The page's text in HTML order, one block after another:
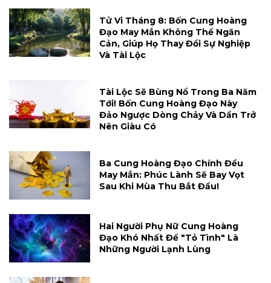
Tử Vi Tháng 8: Bốn Cung Hoàng
Đạo May Mắn Không Thể Ngăn
Cản, Giúp Họ Thay Đổi Sự Nghiệp
Và Tài Lộc
Tài Lộc Sẽ Bùng Nổ Trong Ba Năm
Tới! Bốn Cung Hoàng Đạo Này
Đảo Ngược Dòng Chảy Và Dần Trở
Nên Giàu Có
Ba Cung Hoàng Đạo Chính Đều
May Mắn: Phúc Lành Sẽ Bay Vọt
Sau Khi Mùa Thu Bắt Đầu!
Hai Người Phụ Nữ Cung Hoàng
Đạo Khó Nhất Để "tỏ Tình" Là
Những Người Lạnh Lùng